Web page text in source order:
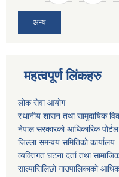
अन्य
महत्वपूर्ण लिंकहरु
लोक सेवा आयोग
स्थानीय शासन तथा सामुदायिक
नेपाल सरकारको आधिकारिक पोर्टल
जिल्ला समन्वय समितिको कार्यालय
व्यक्तिगत घटना दर्ता तथा
साल्पासिलिछो गाउपालिकाको